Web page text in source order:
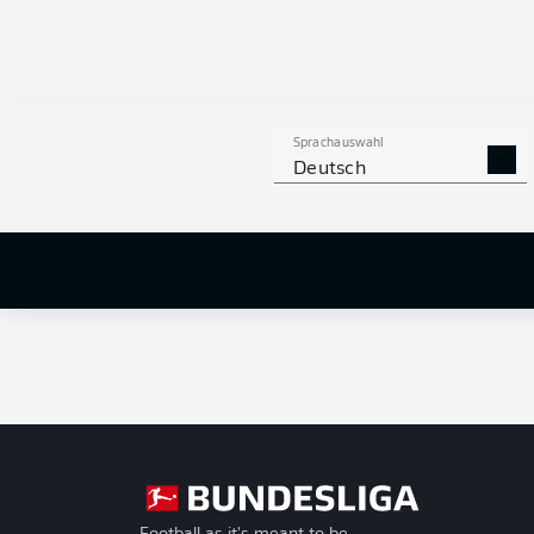
Sprachauswahl
Deutsch